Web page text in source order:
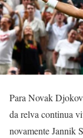
Para Novak
da relva continua
novamente Jannik